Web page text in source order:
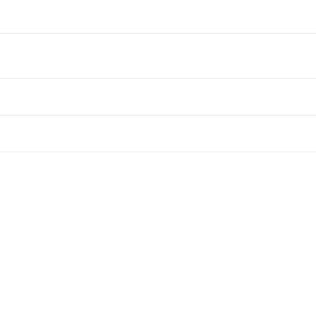
de l’Union européenne. Cette distinction compte